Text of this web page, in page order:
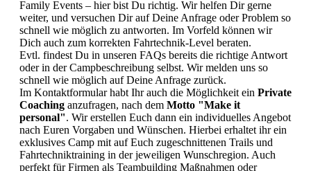
Family Events – hier bist Du richtig. Wir helfen Dir gerne
weiter, und versuchen Dir auf Deine Anfrage oder Problem so
schnell wie möglich zu antworten. Im Vorfeld können wir
Dich auch zum korrekten Fahrtechnik-Level beraten.
Evtl. findest Du in unseren FAQs bereits die richtige Antwort
oder in der Campbeschreibung selbst. Wir melden uns so
schnell wie möglich auf Deine Anfrage zurück.
Im Kontaktformular habt Ihr auch die Möglichkeit ein Private
Coaching anzufragen, nach dem Motto "Make it
personal". Wir erstellen Euch dann ein individuelles Angebot
nach Euren Vorgaben und Wünschen. Hierbei erhaltet ihr ein
exklusives Camp mit auf Euch zugeschnittenen Trails und
Fahrtechniktraining in der jeweiligen Wunschregion. Auch
perfekt für Firmen als Teambuilding Maßnahmen oder